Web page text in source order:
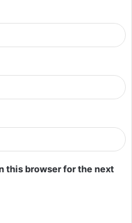
this browser for the next